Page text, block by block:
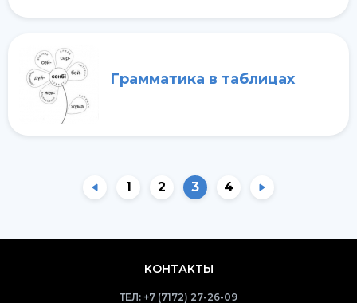
Грамматика в таблицах
1 2 3 4
КОНТАКТЫ
ТЕЛ: +7 (7172) 27-26-09